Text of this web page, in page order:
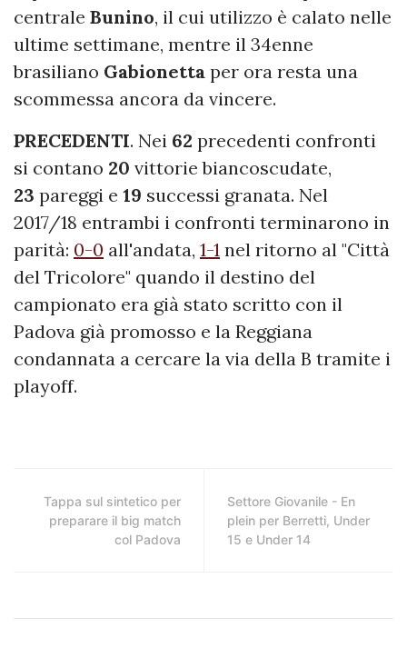
centrale Bunino, il cui utilizzo è calato nelle
ultime settimane, mentre il 34enne
brasiliano Gabionetta per ora resta una
scommessa ancora da vincere.
PRECEDENTI. Nei 62 precedenti confronti
si contano 20 vittorie biancoscudate,
23 pareggi e 19 successi granata. Nel
2017/18 entrambi i confronti terminarono in
parità: 0-0 all'andata, 1-1 nel ritorno al "Città
del Tricolore" quando il destino del
campionato era già stato scritto con il
Padova già promosso e la Reggiana
condannata a cercare la via della B tramite i
playoff.
Tappa sul sintetico per
preparare il big match
col Padova
Settore Giovanile - En
plein per Berretti, Under
15 e Under 14